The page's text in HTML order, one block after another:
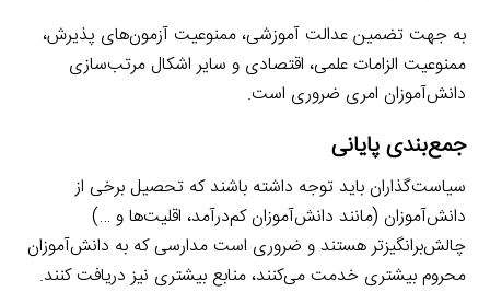
به جهت تضمین عدالت آموزشی، ممنوعیت آزمون‌های پذیرش،
ممنوعیت الزامات علمی، اقتصادی و سایر اشکال مرتب‌سازی
دانش‌آموزان امری ضروری است.
جمع‌بندی پایانی
سیاست‌گذاران باید توجه داشته باشند که تحصیل برخی از
دانش‌آموزان (مانند دانش‌آموزان کم‌درآمد، اقلیت‌ها و …)
چالش‌برانگیزتر هستند و ضروری است مدارسی که به دانش‌آموزان
محروم بیشتری خدمت می‌کنند، منابع بیشتری نیز دریافت کنند.